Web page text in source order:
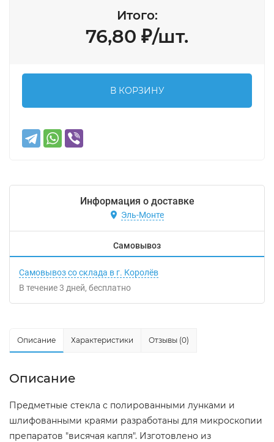
Итого:
76,80 ₽/шт.
В КОРЗИНУ
Информация о доставке
Эль-Монте
Самовывоз
Самовывоз со склада в г. Королёв
В течение3 дней Бесплатно
Описание Характеристики Отзывы (0)
Описание
Предметные стекла с полированными лунками и
шлифованными краями разработаны для микроскопии
препаратов "висячая капля". Изготовлено из